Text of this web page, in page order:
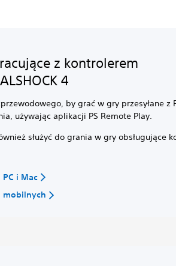
z kontrolerem
4
by grać w gry przesyłane z
używając aplikacji PS Remote Play.
służyć do grania w gry obsługujące
i Mac
mobilnych